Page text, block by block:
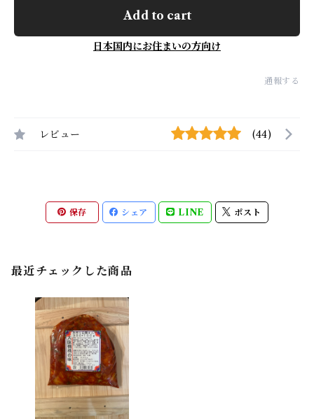
Add to cart
日本国内にお住まいの方向け
通報する
レビュー (44)
保存 シェア LINE ポスト
最近チェックした商品